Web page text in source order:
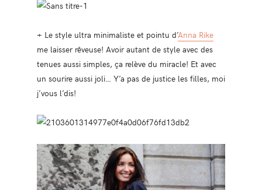
+ Le style ultra minimaliste et pointu d’Anna Rike
me laisser rêveuse! Avoir autant de style avec des
tenues aussi simples, ça relève du miracle! Et avec
un sourire aussi joli… Y’a pas de justice les filles, moi
j’vous l’dis!